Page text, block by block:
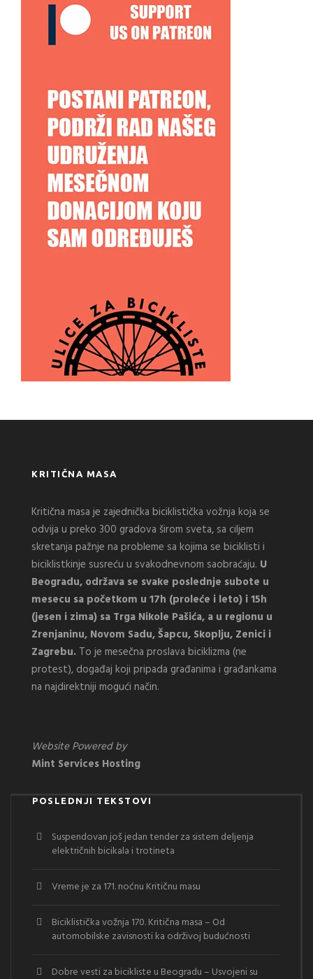
KRITIČNA MASA
Kritična masa je zajednička biciklistička vožnja koja se
odvija u preko 300 gradova širom sveta, sa ciljem
skretanja pažnje na probleme sa kojima se biciklisti i
biciklistkinje susreću u svakodnevnom saobraćaju. U
Beogradu, održava se svake poslednje subote u
mesecu sa početkom u 17h (proleće i leto) i 15h
(jesen i zima) sa Trga Nikole Pašića, a u regionu u
Zrenjaninu, Novom Sadu, Šapcu, Skoplju, Zenici i
Zagrebu. To je mesečna proslava biciklizma (ne
protest), događaj koji pripada građanima i građankama
na najdirektniji mogući način.
Website Powered by
Mint Services Hosting
POSLEDNJI TEKSTOVI
Suspendovan još jedan tender za sistem deljenja
električnih bicikala i trotineta
Vreme je za 171. noćnu Kritičnu masu
Biciklistička vožnja 170. Kritična masa – Od
automobilske zavisnosti ka održivoj budućnosti
Dobre vesti za bicikliste u Beogradu – Usvojeni su